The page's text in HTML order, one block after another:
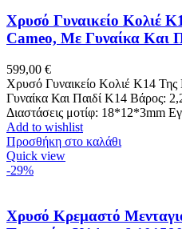
Χρυσό Γυναικείο Κολιέ
Cameo, Με Γυναίκα Και
599,00 €
Χρυσό Γυναικείο Κολιέ Κ14
Γυναίκα Και Παιδί K14 Βάρος:
Διαστάσεις μοτίφ: 18*12*3mm
Add to wishlist
Προσθήκη στο καλάθι
Quick view
-29%
Χρυσό Κρεμαστό